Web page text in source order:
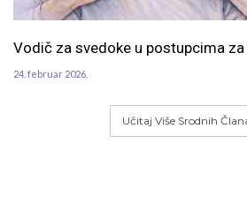
Vodič za svedoke u postupcima
24. februar 2026.
Učitaj Više Srodnih